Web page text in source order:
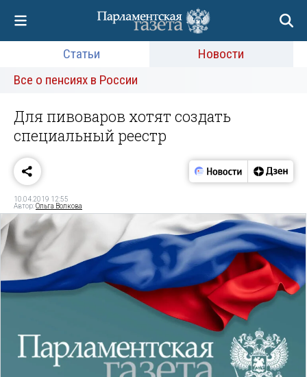
Статьи
Новости
Все о пенсиях в России
Для пивоваров хотят создать
специальный реестр
10.04.2019 12:55
Автор:Ольга Волкова